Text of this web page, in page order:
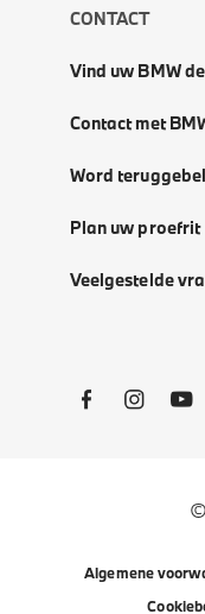
CONTACT
Vind uw BMW
Contact met
Word
Plan uw proefrit
Veelgestelde
Social Links
Algemene